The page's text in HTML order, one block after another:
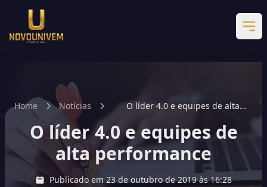
Home Notícias
O líder 4.0 e equipes de alta
O líder 4.0 e equipes de
alta performance
Publicado em 23 de outubro de 2019 às 16:28